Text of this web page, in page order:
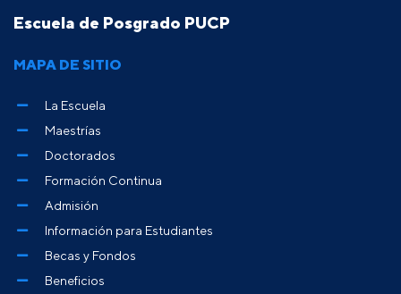
Escuela de Posgrado PUCP
MAPA DE SITIO
La Escuela
Maestrías
Doctorados
Formación Continua
Admisión
Información para Estudiantes
Becas y Fondos
Beneficios